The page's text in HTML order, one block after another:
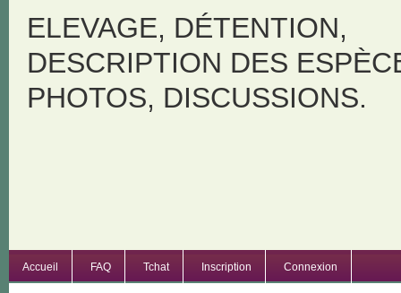
ELEVAGE, DÉTENTION,
DESCRIPTION DES
PHOTOS, DISCUSSIONS.
Accueil FAQ Tchat Inscription Connexion